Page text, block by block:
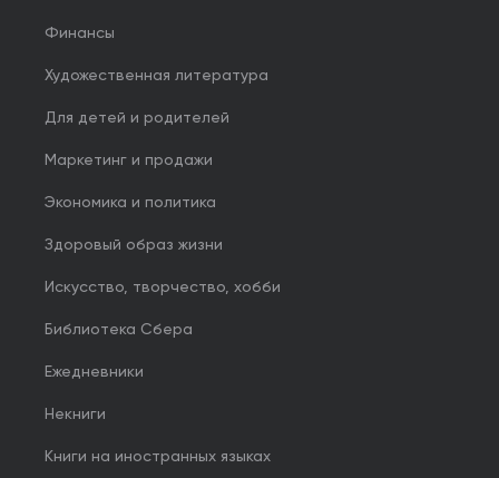
Финансы
Художественная литература
Для детей и родителей
Маркетинг и продажи
Экономика и политика
Здоровый образ жизни
Искусство, творчество, хобби
Библиотека Сбера
Ежедневники
Некниги
Книги на иностранных языках